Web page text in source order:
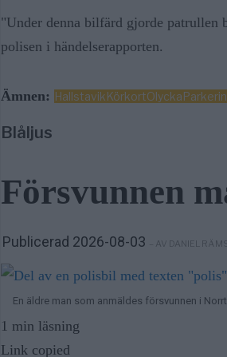
"Under denna bilfärd gjorde patrullen
polisen i händelserapporten.
Ämnen: HallstavikKörkortOlycka
Blåljus
Försvunnen
Publicerad 2026-08-03 – AV DANIEL
En äldre man som anmäldes försvunnen i
1 min läsning
Link copied